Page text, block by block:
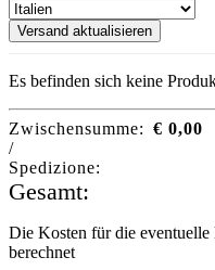
Versand aktualisieren
Es befinden sich keine
Zwischensumme: € 0,00
/
Spedizione:
Gesamt:
Die Kosten für die
berechnet